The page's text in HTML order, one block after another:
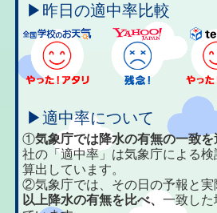
▶昨日の適中率比較
▶適中率について
①気象庁では降水の有無の一致
社の「適中率」は気象庁による検
算出しています。
②気象庁では、その日の予報と実
以上降水の有無を比べ、一致した